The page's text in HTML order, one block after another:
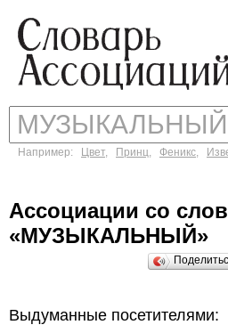
Например: Цвет, Принц, Феникс,
Ассоциации со
«МУЗЫКАЛЬНЫЙ»
Выдуманные посетителями: